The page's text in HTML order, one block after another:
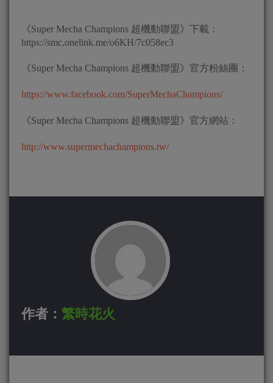
《Super Mecha Champions 超機動聯盟》下載：
https://smc.onelink.me/o6KH/7c058ec3
《Super Mecha Champions 超機動聯盟》官方粉絲團：
https://www.facebook.com/SuperMechaChampions/
《Super Mecha Champions 超機動聯盟》官方網站：
http://www.supermechachampions.tw/
作者： 繁時花火